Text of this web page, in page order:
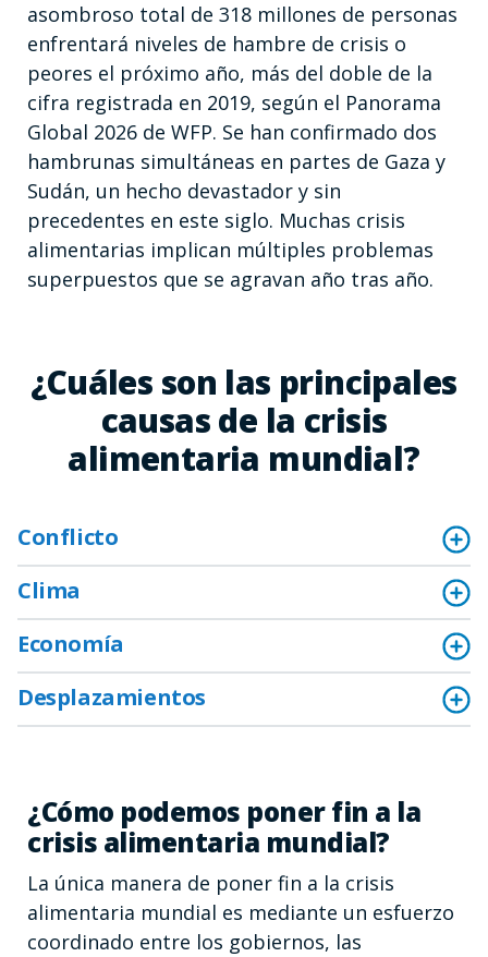
asombroso total de 318 millones de personas
enfrentará niveles de hambre de crisis o
peores el próximo año, más del doble de la
cifra registrada en 2019, según el Panorama
Global 2026 de WFP. Se han confirmado dos
hambrunas simultáneas en partes de Gaza y
Sudán, un hecho devastador y sin
precedentes en este siglo. Muchas crisis
alimentarias implican múltiples problemas
superpuestos que se agravan año tras año.
¿Cuáles son las principales
causas de la crisis
alimentaria mundial?
Conflicto
Clima
Economía
Desplazamientos
¿Cómo podemos poner fin a la
crisis alimentaria mundial?
La única manera de poner fin a la crisis
alimentaria mundial es mediante un esfuerzo
coordinado entre los gobiernos, las